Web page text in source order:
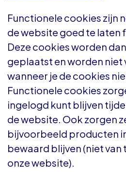
Functionele cookies zijn
de website goed te laten
Deze cookies worden
geplaatst en worden niet
wanneer je de cookies
Functionele cookies
ingelogd kunt blijven
de website. Ook zorgen
bijvoorbeeld producten
bewaard blijven (niet
onze website).